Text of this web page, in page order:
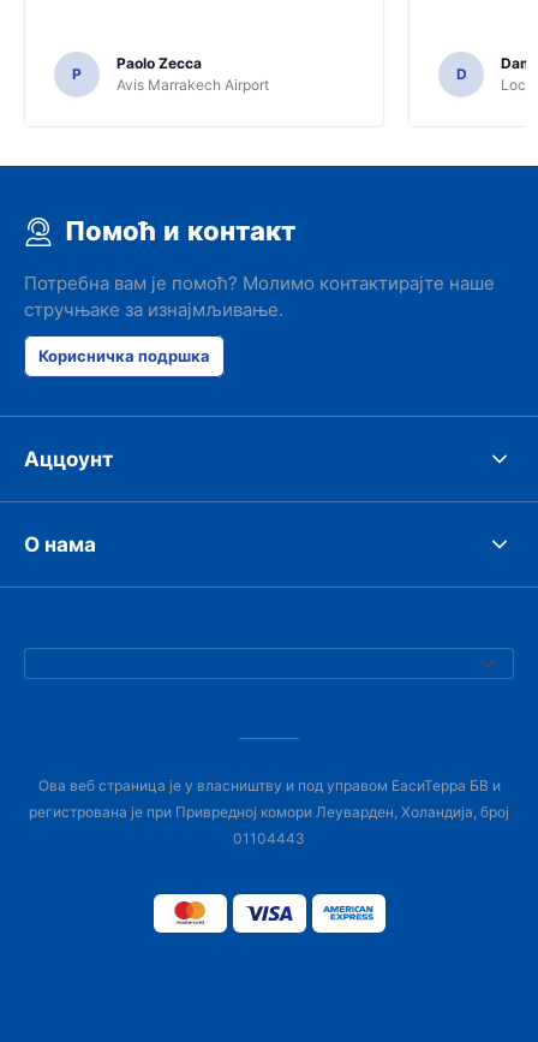
P
Paolo Zecca
Avis Marrakech Airport
D
Помоћ и контакт
Потребна вам је помоћ? Молимо контактирајте наше
стручњаке за изнајмљивање.
Корисничка подршка
Аццоунт
О нама
Ова веб страница је у власништву и под управом ЕасиТерра БВ и
регистрована је при Привредној комори Леуварден, Холандија, број
01104443